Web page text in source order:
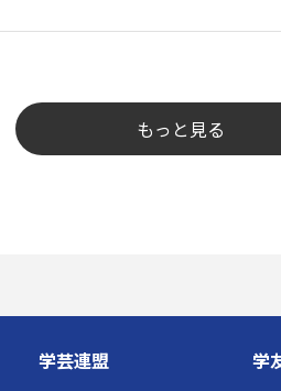
もっと見る
学芸連盟 学